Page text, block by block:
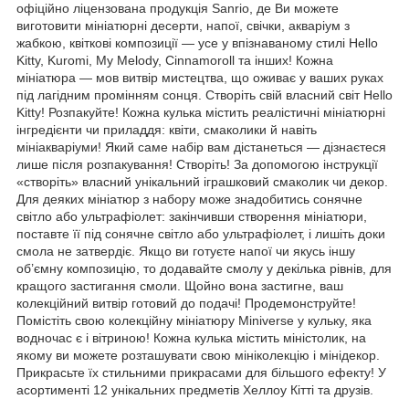
офіційно ліцензована продукція Sanrio, де Ви можете
виготовити мініатюрні десерти, напої, свічки, акваріум з
жабкою, квіткові композиції — усе у впізнаваному стилі Hello
Kitty, Kuromi, My Melody, Cinnamoroll та інших! Кожна
мініатюра — мов витвір мистецтва, що оживає у ваших руках
під лагідним промінням сонця. Створіть свій власний світ Hello
Kitty! Розпакуйте! Кожна кулька містить реалістичні мініатюрні
інгредієнти чи приладдя: квіти, смаколики й навіть
мініакваріуми! Який саме набір вам дістанеться — дізнаєтеся
лише після розпакування! Створіть! За допомогою інструкції
«створіть» власний унікальний іграшковий смаколик чи декор.
Для деяких мініатюр з набору може знадобитись сонячне
світло або ультрафіолет: закінчивши створення мініатюри,
поставте її під сонячне світло або ультрафіолет, і лишіть доки
смола не затвердіє. Якщо ви готуєте напої чи якусь іншу
об’ємну композицію, то додавайте смолу у декілька рівнів, для
кращого застигання смоли. Щойно вона застигне, ваш
колекційний витвір готовий до подачі! Продемонструйте!
Помістіть свою колекційну мініатюру Miniverse у кульку, яка
водночас є і вітриною! Кожна кулька містить міністолик, на
якому ви можете розташувати свою мініколекцію і мінідекор.
Прикрасьте їх стильними прикрасами для більшого ефекту! У
асортименті 12 унікальних предметів Хеллоу Кітті та друзів.